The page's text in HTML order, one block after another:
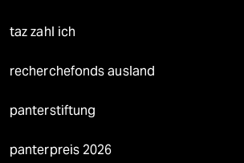
taz zahl ich
recherchefonds ausland
panterstiftung
panterpreis 2026